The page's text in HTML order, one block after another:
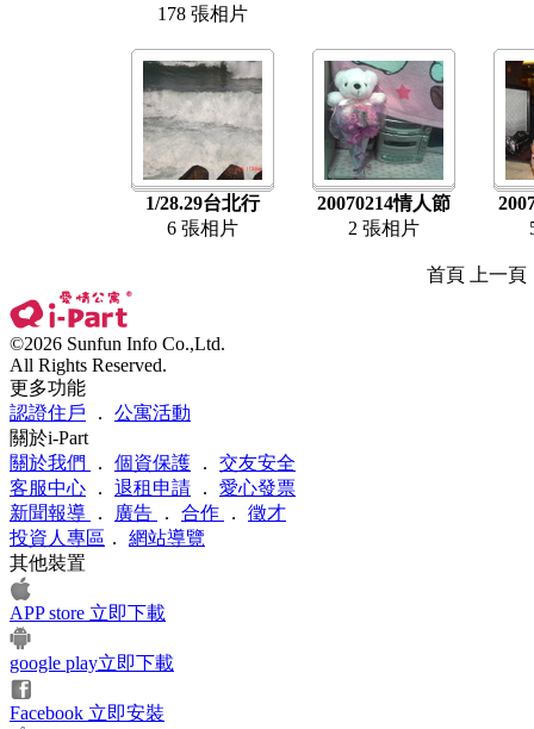
178 張相片
1/28.29台北行
6 張相片
20070214情人節
2 張相片
首頁 上一
©2026 Sunfun Info Co.,Ltd.
All Rights Reserved.
更多功能
認證住戶 ． 公寓活動
關於i-Part
關於我們
． 個資保護 ． 交友安全
客服中心 ． 退租申請 ． 愛心發票
新聞報導
． 廣告 ． 合作 ． 徵才
投資人專區 ． 網站導覽
其他裝置
APP store 立即下載
google play立即下載
Facebook 立即安裝